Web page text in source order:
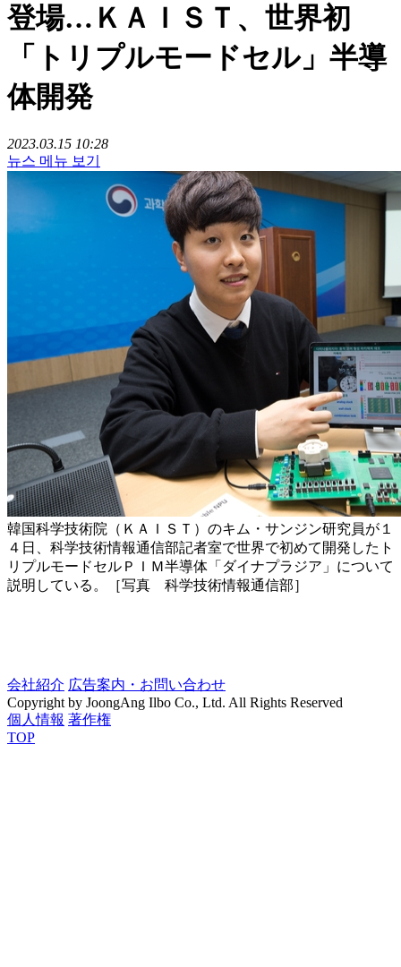
登場…ＫＡＩＳＴ、世界初
「トリプルモードセル」半導
体開発
2023.03.15 10:28
뉴스 메뉴 보기
韓国科学技術院（ＫＡＩＳＴ）のキム・サンジン研究員が１
４日、科学技術情報通信部記者室で世界で初めて開発したト
リプルモードセルＰＩＭ半導体「ダイナプラジア」について
説明している。［写真 科学技術情報通信部］
会社紹介 広告案内・お問い合わせ
Copyright by JoongAng Ilbo Co., Ltd. All Rights Reserved
個人情報 著作権
TOP